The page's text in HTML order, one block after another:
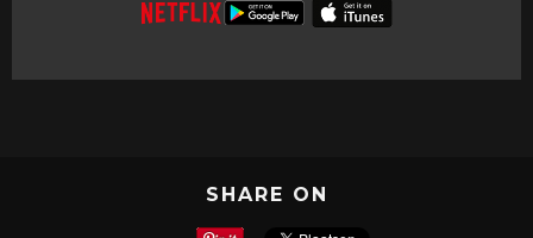
SHARE ON